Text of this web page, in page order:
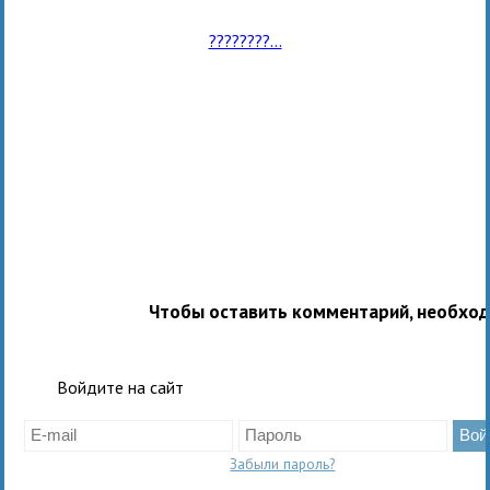
????????...
Чтобы оставить комментарий,
Войдите на сайт
Забыли пароль?